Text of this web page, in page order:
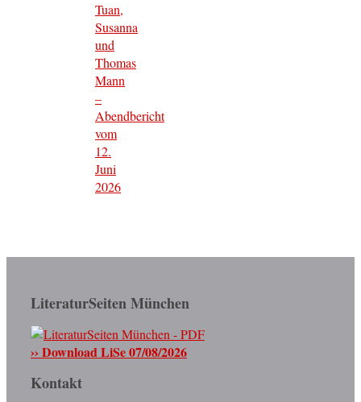
Tuan,
Susanna
und
Thomas
Mann
–
Abendbericht
vom
12.
Juni
2026
LiteraturSeiten München
›› Download LiSe 07/08/2026
Kontakt